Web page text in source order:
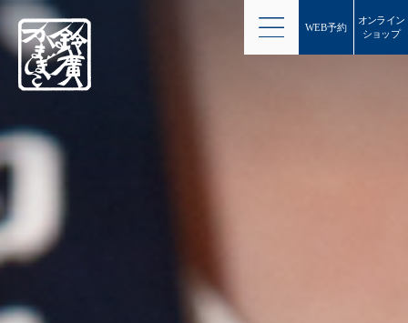
WEB予約
オンライン
ショップ